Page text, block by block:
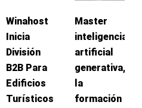
Winahost
Inicia
División
B2B Para
Edificios
Turísticos
Master
inteligencia
artificial
generativa,
la
formación